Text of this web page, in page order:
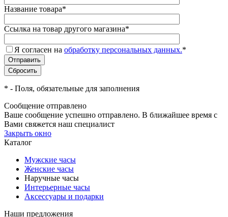
Название товара*
Ссылка на товар другого магазина*
Я согласен на обработку персональных данных.*
* - Поля, обязательные для заполнения
Сообщение отправлено
Ваше сообщение успешно отправлено. В ближайшее время с
Вами свяжется наш специалист
Закрыть окно
Каталог
Мужские часы
Женские часы
Наручные часы
Интерьерные часы
Аксессуары и подарки
Наши предложения